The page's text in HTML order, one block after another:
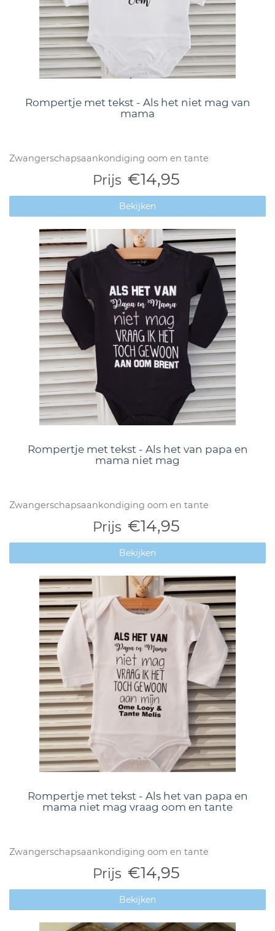
Rompertje met tekst - Als het niet mag van
mama
Zwangerschapsaankondiging oom en tante
Prijs €14,95
Bekijken
Rompertje met tekst - Als het van papa en
mama niet mag
Zwangerschapsaankondiging oom en tante
Prijs €14,95
Bekijken
Rompertje met tekst - Als het van papa en
mama niet mag vraag oom en tante
Zwangerschapsaankondiging oom en tante
Prijs €14,95
Bekijken